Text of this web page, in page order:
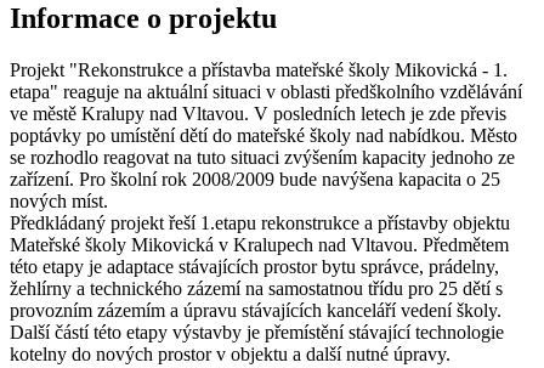
Informace o projektu
Projekt "Rekonstrukce a přístavba mateřské školy Mikovická - 1.
etapa" reaguje na aktuální situaci v oblasti předškolního vzdělávání
ve městě Kralupy nad Vltavou. V posledních letech je zde převis
poptávky po umístění dětí do mateřské školy nad nabídkou. Město
se rozhodlo reagovat na tuto situaci zvýšením kapacity jednoho ze
zařízení. Pro školní rok 2008/2009 bude navýšena kapacita o 25
nových míst.
Předkládaný projekt řeší 1.etapu rekonstrukce a přístavby objektu
Mateřské školy Mikovická v Kralupech nad Vltavou. Předmětem
této etapy je adaptace stávajících prostor bytu správce, prádelny,
žehlírny a technického zázemí na samostatnou třídu pro 25 dětí s
provozním zázemím a úpravu stávajících kanceláří vedení školy.
Další částí této etapy výstavby je přemístění stávající technologie
kotelny do nových prostor v objektu a další nutné úpravy.